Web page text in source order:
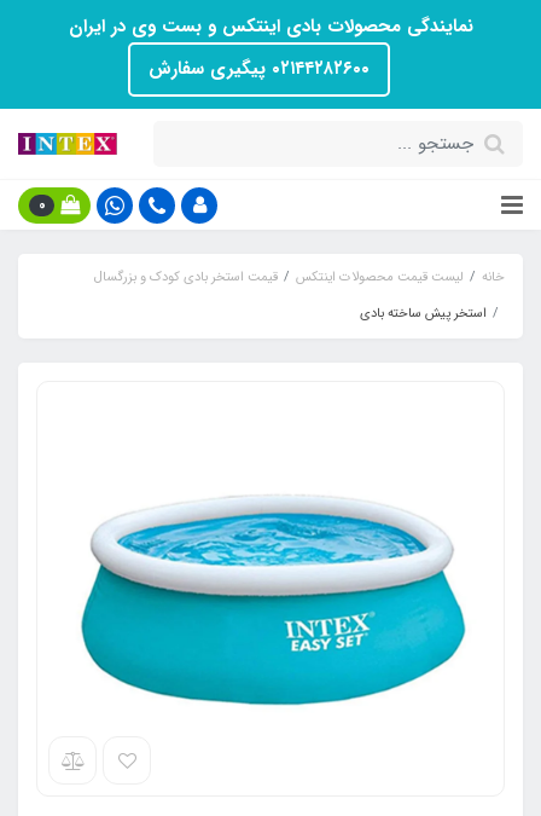
نمایندگی محصولات بادی اینتکس و بست وی در ایران
۰۲۱۴۴۲۸۲۶۰۰ پیگیری سفارش
0
خانه لیست قیمت محصولات اینتکس
قیمت استخر بادی کودک و بزرگسال
استخر پیش ساخته بادی